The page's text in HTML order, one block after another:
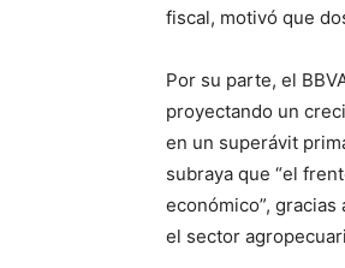
fiscal, motivó que
Por su parte, el
proyectando un
en un superávit
subraya que “el
económico”,
el sector